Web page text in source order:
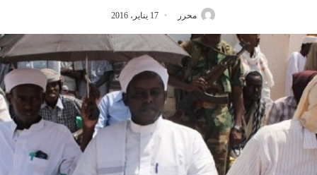
محرر 17 يناير، 2016